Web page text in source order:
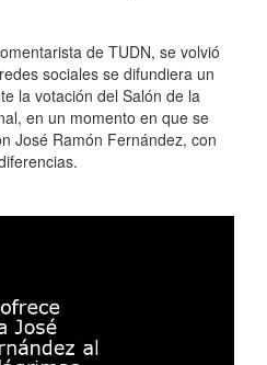
de TUDN, se volvió
sociales se difundiera un
la votación del Salón de la
en un momento en que se
José Ramón Fernández, con